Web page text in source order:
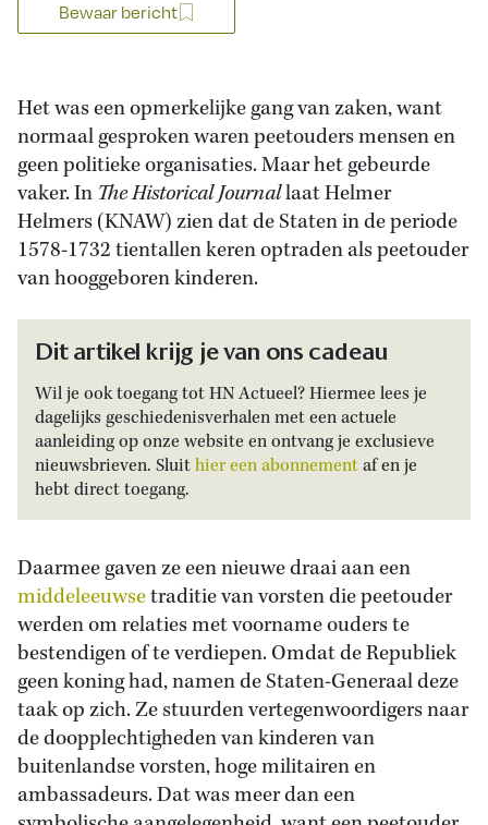
Bewaar bericht
Het was een opmerkelijke gang van zaken, want
normaal gesproken waren peetouders mensen en
geen politieke organisaties. Maar het gebeurde
vaker. In The Historical Journallaat Helmer
Helmers (KNAW) zien dat de Staten in de periode
1578-1732 tientallen keren optraden als peetouder
van hooggeboren kinderen.
Dit artikel krijg je van ons cadeau
Wil je ook toegang tot HN Actueel? Hiermee lees je
dagelijks geschiedenisverhalen met een actuele
aanleiding op onze website en ontvang je exclusieve
nieuwsbrieven. Sluithier een abonnementaf en je
hebt direct toegang.
Daarmee gaven ze een nieuwe draai aan een
middeleeuwsetraditie van vorsten die peetouder
werden om relaties met voorname ouders te
bestendigen of te verdiepen. Omdat de Republiek
geen koning had, namen de Staten-Generaal deze
taak op zich. Ze stuurden vertegenwoordigers naar
de doopplechtigheden van kinderen van
buitenlandse vorsten, hoge militairen en
ambassadeurs. Dat was meer dan een